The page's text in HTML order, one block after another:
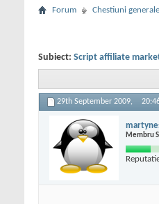
Forum Chestiuni generale
Subiect: Script affiliate
29th September 2009,
Membru